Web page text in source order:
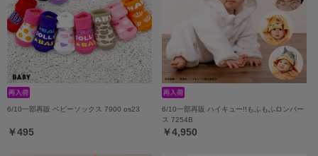
6/10一部再販 ベビーソックス 7900 os23
￥495
6/10一部再販 ハイキュー!!もふもふロンパー
ス 7254B
￥4,950